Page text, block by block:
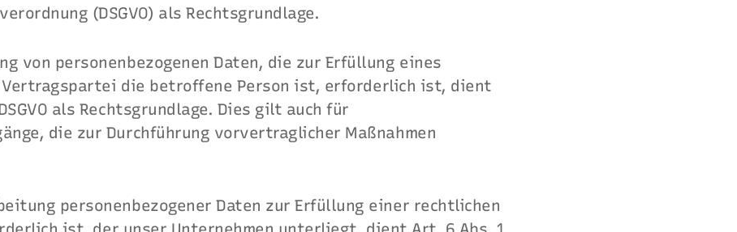
(DSGVO) als Rechtsgrundlage.
von personenbezogenen Daten, die zur Erfüllung eines
Vertragspartei die betroffene Person ist, erforderlich ist, dient
als Rechtsgrundlage. Dies gilt auch für
die zur Durchführung vorvertraglicher Maßnahmen
personenbezogener Daten zur Erfüllung einer rechtlichen